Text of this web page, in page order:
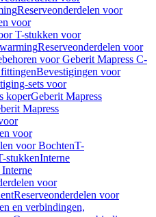
Reserveonderdelen voor
voor
T-stukken voor
Reserveonderdelen voor
voor Geberit Mapress C-
Bevestigingen voor
sets voor
koperGeberit Mapress
Mapress
voor
voor BochtenT-
stukkenInterne
voor
Reserveonderdelen voor
en verbindingen,